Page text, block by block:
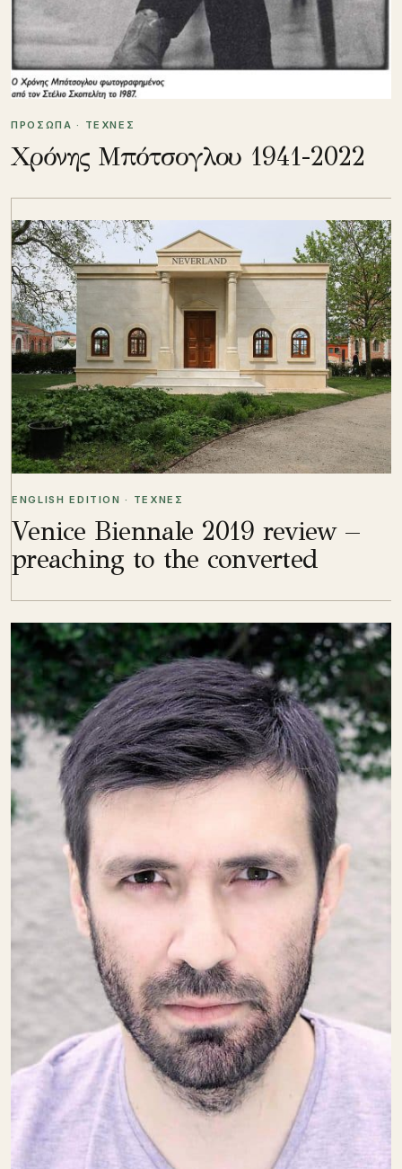
ΠΡΟΣΩΠΑ · ΤΕΧΝΕΣ
Χρόνης Μπότσογλου 1941-2022
ENGLISH EDITION · ΤΕΧΝΕΣ
Venice Biennale 2019 review –
preaching to the converted